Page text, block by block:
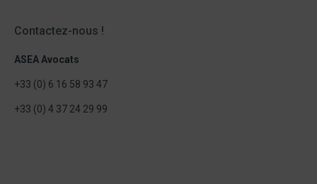
Contactez-nous !
ASEA Avocats
+33 (0) 6 16 58 93 47
+33 (0) 4 37 24 29 99